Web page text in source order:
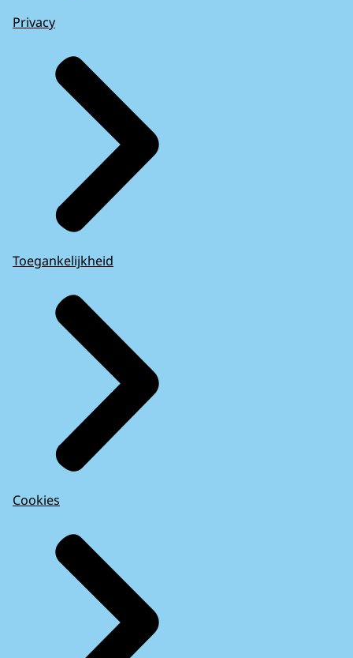
Privacy
Toegankelijkheid
Cookies